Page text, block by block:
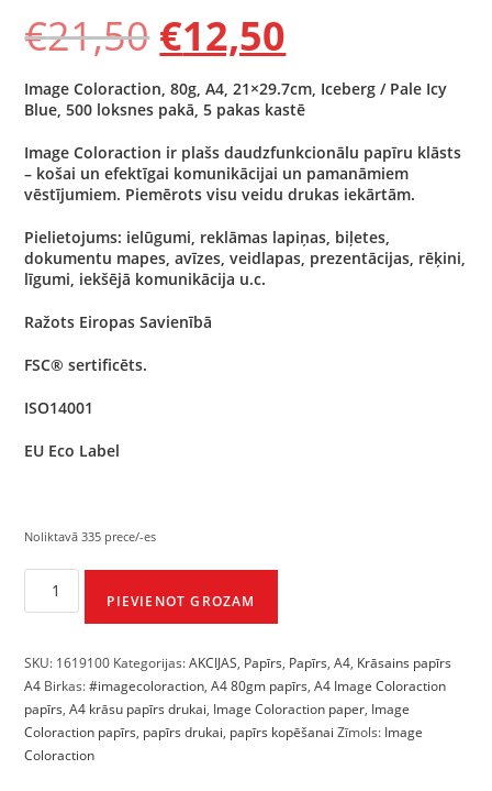
€21,50€12,50
Image Coloraction, 80g, A4, 21×29.7cm, Iceberg / Pale Icy
Blue, 500 loksnes pakā, 5 pakas kastē
Image Coloraction ir plašs daudzfunkcionālu papīru klāsts
– košai un efektīgai komunikācijai un pamanāmiem
vēstījumiem. Piemērots visu veidu drukas iekārtām.
Pielietojums: ielūgumi, reklāmas lapiņas, biļetes,
dokumentu mapes, avīzes, veidlapas, prezentācijas, rēķini,
līgumi, iekšējā komunikācija u.c.
Ražots Eiropas Savienībā
FSC® sertificēts.
ISO14001
EU Eco Label
Noliktavā 335 prece/-es
PIEVIENOT GROZAM
SKU: 1619100 Kategorijas:AKCIJAS, Papīrs, Papīrs,A4, Krāsains papīrs
A4 Birkas:#imagecoloraction,A4 80gm papīrs,A4 Image Coloraction
papīrs,A4 krāsu papīrs drukai, Image Coloraction paper, Image
Coloraction papīrs, papīrs drukai, papīrs kopēšanai Zīmols: Image
Coloraction